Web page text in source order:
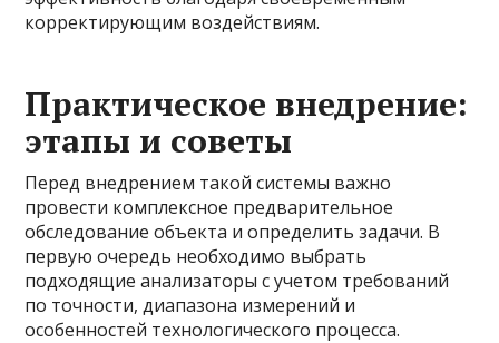
корректирующим воздействиям.
Практическое внедрение:
этапы и советы
Перед внедрением такой системы важно
провести комплексное предварительное
обследование объекта и определить задачи. В
первую очередь необходимо выбрать
подходящие анализаторы с учетом требований
по точности, диапазона измерений и
особенностей технологического процесса.